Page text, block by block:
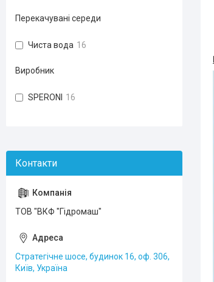
Перекачувані середи
Чиста вода 16
Виробник
SPERONI 16
ТОВ "ВКФ "Гідромаш"
Стратегічне шосе, будинок 16, оф. 306,
Київ, Україна